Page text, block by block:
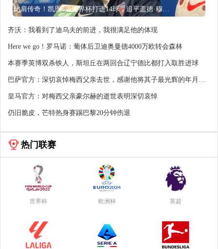
比肩传奇！凯恩3届世界杯打进14球，追平盖德·穆勒并排前史第5
齐沃：我看到了迪乌夫的前进，我很满足他的体现
Here we go！罗马诺：葡体后卫迪奥曼德4000万欧转会森林
本赛季英博双杀铁人，斯坦丘在两回合辽宁德比都打入取胜进球
巴萨官方：深切哀悼梅西父亲去世，感谢他将其子最光辉的年月托
皇马官方：对梅西父亲豪尔赫的逝世表明深切哀悼
仍旧脆皮，芒特热身赛踢巴黎20分钟伤退
热门联赛
世界杯 欧洲杯 英超